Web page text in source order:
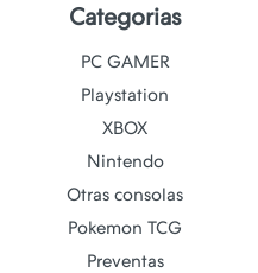
Categorias
PC GAMER
Playstation
XBOX
Nintendo
Otras consolas
Pokemon TCG
Preventas